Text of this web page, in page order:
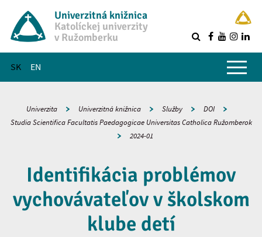
Univerzitná knižnica
Katolíckej univerzity
v Ružomberku
SK EN
Hlavné menu
Univerzita Univerzitná knižnica Služby
DOI
Studia Scientifica Facultatis Paedagogicae Universitas Catholica Ružomberok
2024-01
Identifikácia problémov
vychovávateľov v školskom
klube detí